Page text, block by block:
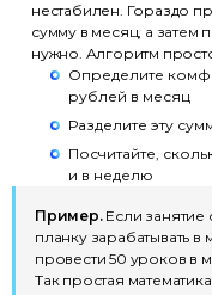
нестабилен. Гораздо
сумму в месяц, а затем
нужно. Алгоритм
Определите
рублей в месяц
Разделите эту
Посчитайте,
и в неделю
Пример.Если занятие
планку зарабатывать
провести 50 уроков в
Так простая